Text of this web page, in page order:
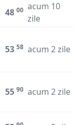
48 00 acum 10
zile
53 58 acum 2 zile
55 90 acum 2 zile